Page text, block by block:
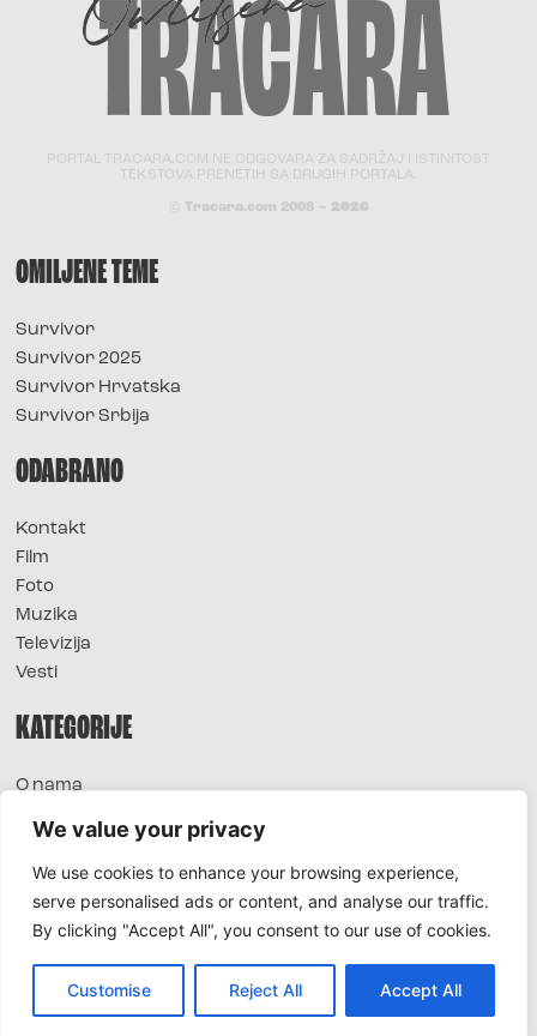
We value your privacy
We use cookies to enhance your browsing experience,
serve personalised ads or content, and analyse our traffic.
By clicking "Accept All", you consent to our use of cookies.
Customise Reject All Accept All
PORTAL TRACARA.COM NE ODGOVARA ZA SADRŽAJ I ISTINITOST
TEKSTOVA PRENETIH SA DRUGIH PORTALA.
© Tracara.com 2008 – 2026
OMILJENE TEME
Survivor
Survivor 2025
Survivor Hrvatska
Survivor Srbija
ODABRANO
Kontakt
Film
Foto
Muzika
Televizija
Vesti
KATEGORIJE
O nama
Extra
Foto
Moda
TV
Horoskop